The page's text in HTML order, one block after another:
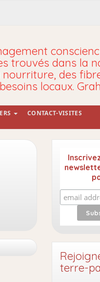
trouvés dans la
des
locaux.
CONTACT-VISITES
terre-